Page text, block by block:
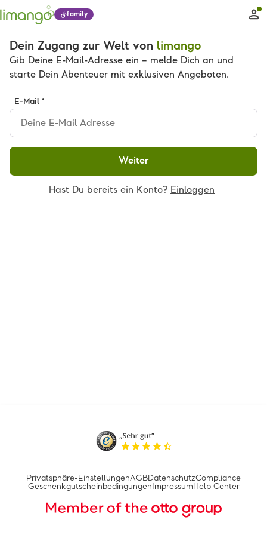
family
Dein Zugang zur Welt von limango
Gib Deine E-Mail-Adresse ein – melde Dich an und
starte Dein Abenteuer mit exklusiven Angeboten.
E-Mail *
Weiter
Hast Du bereits ein Konto? Einloggen
Privatsphäre-EinstellungenAGBDatenschutzCompliance
Geschenkgutscheinbedingungen Impressum Help Center